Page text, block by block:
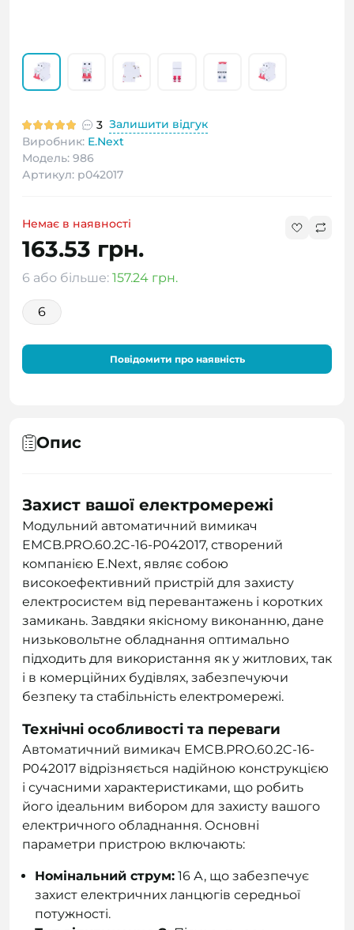
3 Залишити відгук
Виробник: E.Next
Модель: 986
Артикул: p042017
Немає в наявності
163.53 грн.
6 або більше: 157.24 грн.
6
Повідомити про наявність
Опис
Захист вашої електромережі
Модульний автоматичний вимикач
EMCB.PRO.60.2C-16-P042017, створений
компанією E.Next, являє собою
високоефективний пристрій для захисту
електросистем від перевантажень і коротких
замикань. Завдяки якісному виконанню, дане
низьковольтне обладнання оптимально
підходить для використання як у житлових, так
і в комерційних будівлях, забезпечуючи
безпеку та стабільність електромережі.
Технічні особливості та переваги
Автоматичний вимикач EMCB.PRO.60.2C-16-
P042017 відрізняється надійною конструкцією
і сучасними характеристиками, що робить
його ідеальним вибором для захисту вашого
електричного обладнання. Основні
параметри пристрою включають:
Номінальний струм: 16 А, що забезпечує
захист електричних ланцюгів середньої
потужності.